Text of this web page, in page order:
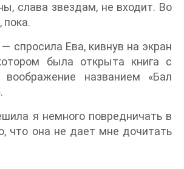
слава звездам, не входит. Во
пока.
спросила Ева, кивнув на экран
была открыта книга с
названием «Бал
я немного повредничать в
что она не дает мне дочитать